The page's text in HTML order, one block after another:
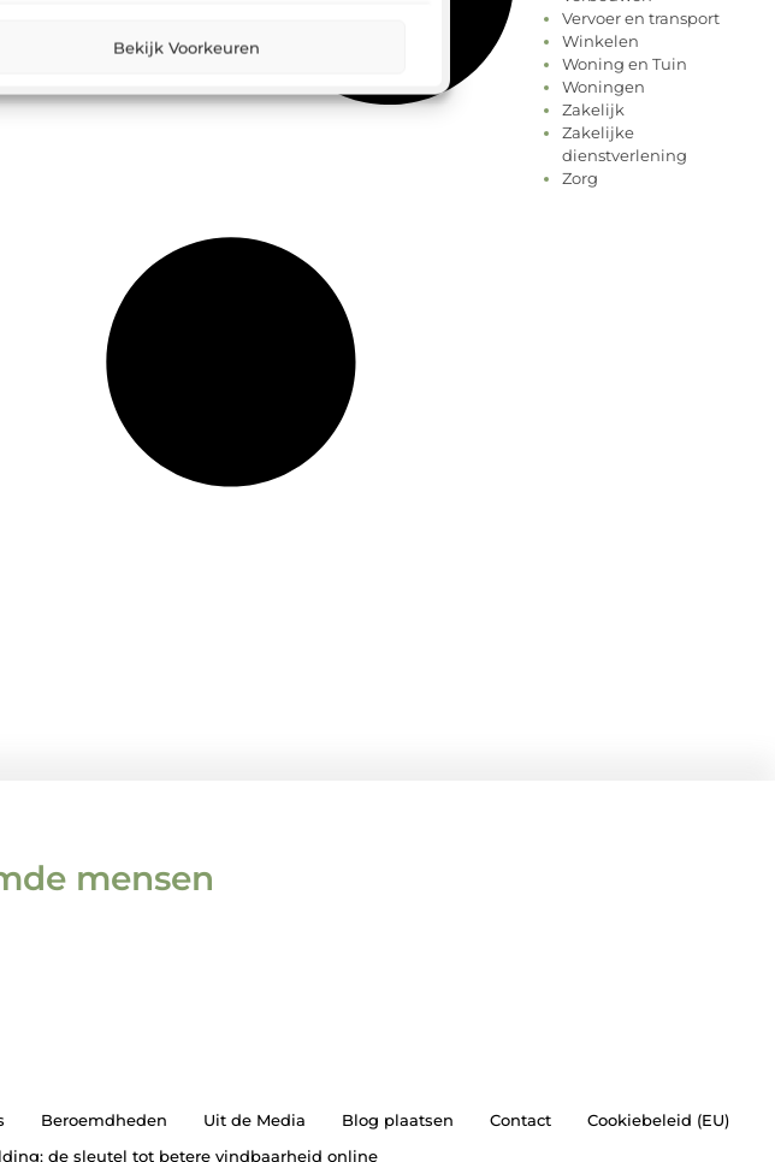
Bekijk Voorkeuren
Vervoer en transport
Winkelen
Woning en Tuin
Woningen
Zakelijk
Zakelijke
dienstverlening
Zorg
mensen
Beroemdheden Uit de Media Blog plaatsen Contact
Cookiebeleid (EU)
de sleutel tot betere vindbaarheid online